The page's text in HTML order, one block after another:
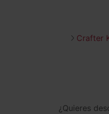
Crafter
¿Quieres